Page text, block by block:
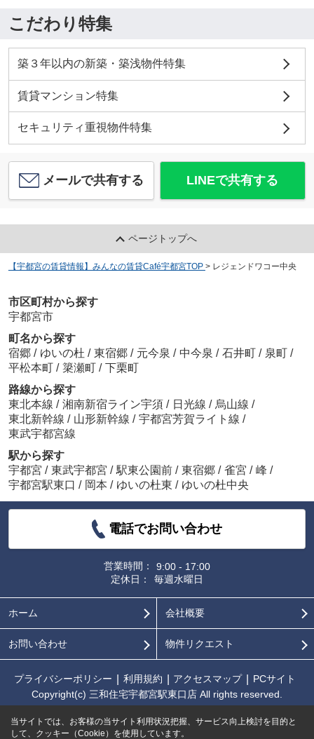
こだわり特集
築３年以内の新築・築浅物件特集
賃貸マンション特集
セキュリティ重視物件特集
メールで共有する LINEで共有する
ページトップへ
【宇都宮の賃貸情報】みんなの賃貸Café宇都宮TOP > レジェンドワコー中央
市区町村から探す
宇都宮市
町名から探す
宿郷 / ゆいの杜 / 東宿郷 / 元今泉 / 中今泉 / 石井町 / 泉町 /
平松本町 / 簗瀬町 / 下栗町
路線から探す
東北本線 / 湘南新宿ライン宇須 / 日光線 / 烏山線 /
東北新幹線 / 山形新幹線 / 宇都宮芳賀ライト線 /
東武宇都宮線
駅から探す
宇都宮 / 東武宇都宮 / 駅東公園前 / 東宿郷 / 雀宮 / 峰 /
宇都宮駅東口 / 岡本 / ゆいの杜東 / ゆいの杜中央
電話でお問い合わせ
営業時間：
9:00 - 17:00
定休日：
毎週水曜日
ホーム 会社概要
お問い合わせ 物件リクエスト
プライバシーポリシー 利用規約 アクセスマップ
PCサイト
Copyright(c) 三和住宅宇都宮駅東口店 All rights reserved.
当サイトでは、お客様の当サイト利用状況把握、サービス向上検討を目的と
して、クッキー（Cookie）を使用しています。